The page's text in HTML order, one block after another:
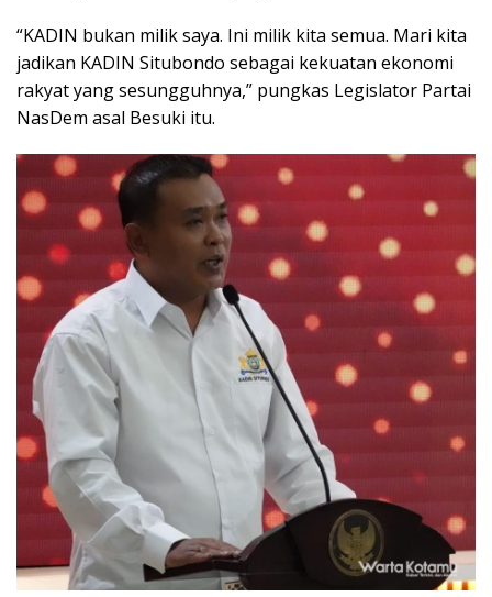
“KADIN bukan milik saya. Ini milik kita semua. Mari kita
jadikan KADIN Situbondo sebagai kekuatan ekonomi
rakyat yang sesungguhnya,” pungkas Legislator Partai
NasDem asal Besuki itu.